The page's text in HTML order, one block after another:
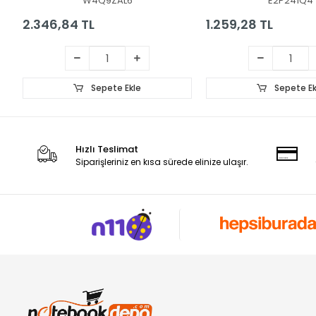
2.346,84 TL
Sepete Ekle
1.259,28 TL
Sepete
Hızlı Teslimat
Siparişleriniz en kısa sürede elinize ulaşır.